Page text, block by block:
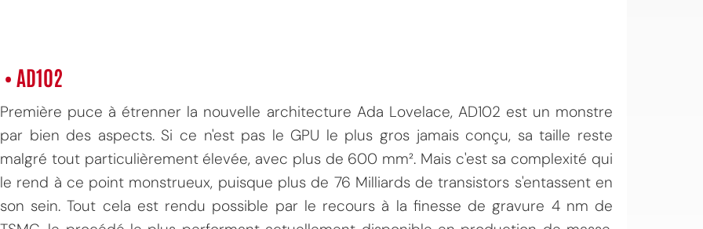
• AD102
Première puce à étrenner la nouvelle architecture Ada Lovelace, AD102 est un monstre
par bien des aspects. Si ce n'est pas le GPU le plus gros jamais conçu, sa taille reste
malgré tout particulièrement élevée, avec plus de 600 mm². Mais c'est sa complexité qui
le rend à ce point monstrueux, puisque plus de 76 Milliards de transistors s'entassent en
son sein. Tout cela est rendu possible par le recours à la finesse de gravure 4 nm de